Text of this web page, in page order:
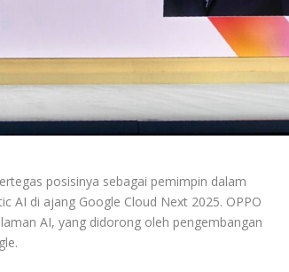
posisinya sebagai pemimpin dalam
AI di ajang Google Cloud Next 2025. OPPO
AI, yang didorong oleh pengembangan